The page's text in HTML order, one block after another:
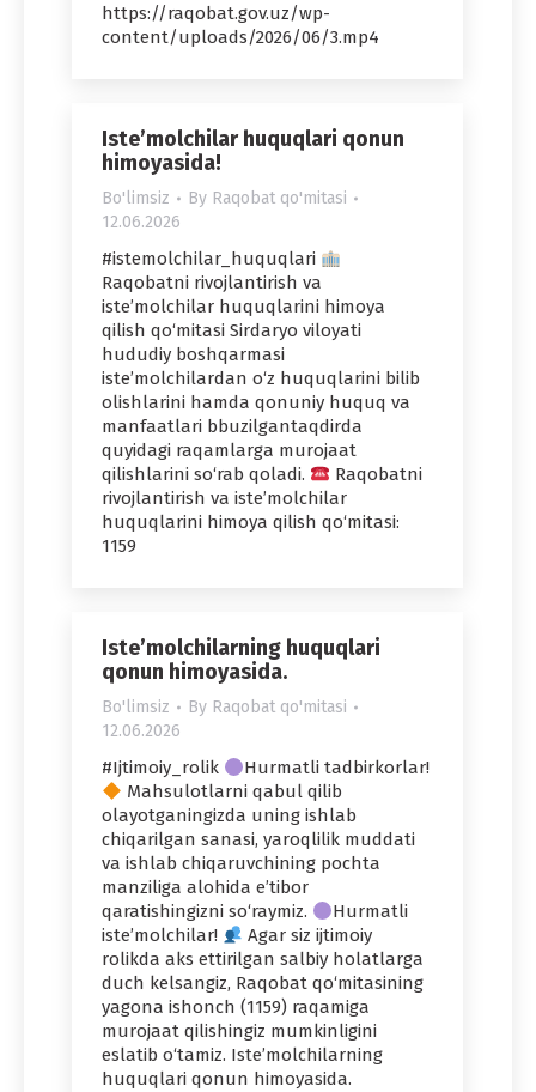
https://raqobat.gov.uz/wp-
content/uploads/2026/06/3.mp4
Iste’molchilar huquqlari qonun
himoyasida!
Bo'limsiz By Raqobat qo'mitasi
12.06.2026
#istemolchilar_huquqlari
Raqobatni rivojlantirish va
iste’molchilar huquqlarini himoya
qilish qo‘mitasi Sirdaryo viloyati
hududiy boshqarmasi
iste’molchilardan o‘z huquqlarini bilib
olishlarini hamda qonuniy huquq va
manfaatlari bbuzilgantaqdirda
quyidagi raqamlarga murojaat
qilishlarini so‘rab qoladi.
Raqobatni
rivojlantirish va iste’molchilar
huquqlarini himoya qilish qo‘mitasi:
1159
Iste’molchilarning huquqlari
qonun himoyasida.
Bo'limsiz By Raqobat qo'mitasi
12.06.2026
#Ijtimoiy_rolik
Hurmatli tadbirkorlar!
Mahsulotlarni qabul qilib
olayotganingizda uning ishlab
chiqarilgan sanasi, yaroqlilik muddati
va ishlab chiqaruvchining pochta
manziliga alohida e’tibor
qaratishingizni so‘raymiz.
Hurmatli
iste’molchilar!
Agar siz ijtimoiy
rolikda aks ettirilgan salbiy holatlarga
duch kelsangiz, Raqobat qo‘mitasining
yagona ishonch (1159) raqamiga
murojaat qilishingiz mumkinligini
eslatib o‘tamiz. Iste’molchilarning
huquqlari qonun himoyasida.